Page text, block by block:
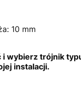
10 mm
wybierz trójnik
instalacji.